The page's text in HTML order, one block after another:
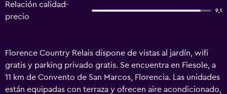
Relación calidad-
precio
9,1
Florence Country Relais dispone de vistas al jardín, wifi
gratis y parking privado gratis. Se encuentra en Fiesole, a
11 km de Convento de San Marcos, Florencia. Las unidades
están equipadas con terraza y ofrecen aire acondicionado,